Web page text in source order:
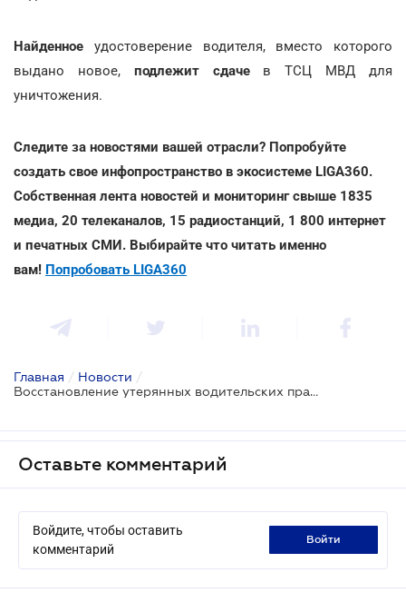
Найденное удостоверение водителя, вместо которого
выдано новое, подлежит сдачев ТСЦ МВД для
уничтожения.
Следите за новостями вашей отрасли? Попробуйте
создать свое инфопространство в экосистеме LIGA360.
Собственная лента новостей и мониторинг свыше 1835
медиа, 20 телеканалов, 15 радиостанций, 1 800 интернет
и печатных СМИ. Выбирайте что читать именно
вам! Попробовать LIGA360
Главная / Новости /
Восстановление утерянных водительских прав: новая Инструкция
Оставьте комментарий
Войдите, чтобы оставить
комментарий
войти